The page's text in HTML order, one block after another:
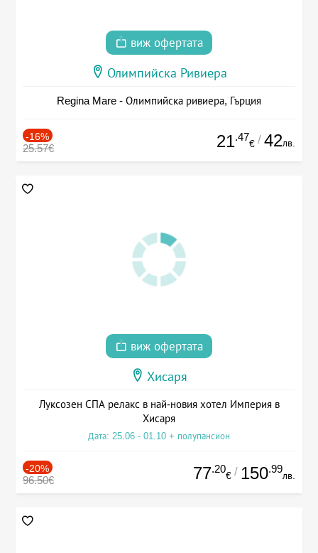
виж офертата
Олимпийска Ривиера
Regina Mare - Олимпийска ривиера, Гърция
-16%
25.57€ 21.47
€ / 42лв.
виж офертата
Хисаря
Луксозен СПА релакс в най-новия хотел Империя в
Хисаря
Дата: 25.06 - 01.10 + полупансион
-20%
96.50€ 77.20
€ / 150.99
лв.